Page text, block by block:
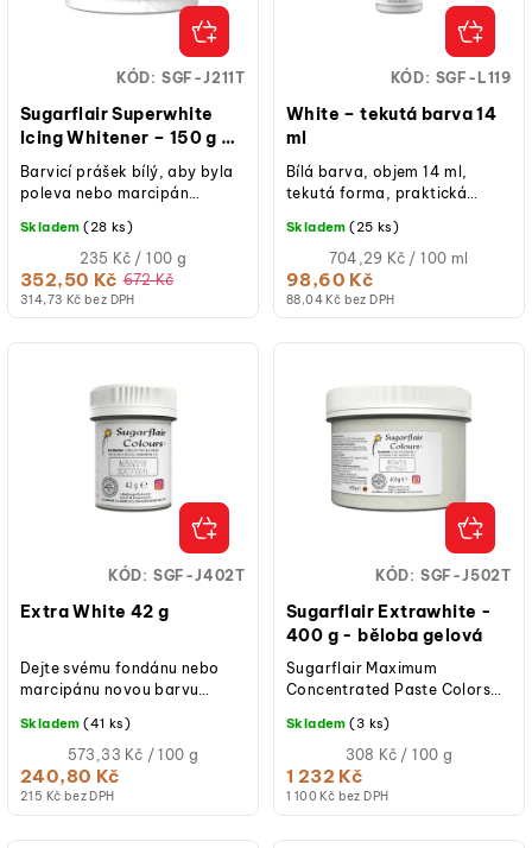
d
u
k
t
ů
Sugarflair Superwhite
Icing Whitener – 150 g –
běloba prášková
314,73 Kč bez DPH
352,50 Kč 672 Kč
Měrná
cena:
235 Kč / 100 g
Skladem (28 ks)
Barvicí prášek bílý, aby byla
poleva nebo marcipán
výrobu bílé barvy smícháním
s alkoholem...
KÓD: SGF-J211T
White – tekutá barva 14
ml
88,04 Kč bez DPH
98,60 Kč
Měrná
cena:
704,29 Kč / 100 ml
Skladem (25 ks)
Bílá barva, objem 14 ml,
tekutá forma, praktická
dávkování, košer certifikát,
vhodné pro...
KÓD: SGF-L119
Extra White 42 g
215 Kč bez DPH
240,80 Kč
Měrná
cena:
573,33 Kč / 100 g
Skladem (41 ks)
Dejte svému fondánu nebo
marcipánu novou barvu
Concentrated Paste
Colours. Barvení dodává...
KÓD: SGF-J402T
Sugarflair Extrawhite -
400 g - běloba gelová
1 100 Kč bez DPH
1 232 Kč
Měrná
cena:
308 Kč / 100 g
Skladem (3 ks)
Sugarflair Maximum
Concentrated Paste Colors
barvení fondánu nebo
marcipánu. Dodává sytou...
KÓD: SGF-J502T